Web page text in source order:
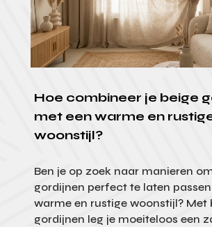
Hoe combineer je beige
met een warme en
woonstijl?
Ben je op zoek naar manieren
gordijnen perfect te laten
warme en rustige woonstijl? Met
gordijnen leg je moeiteloos een